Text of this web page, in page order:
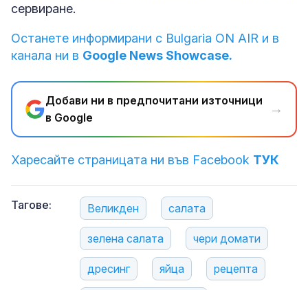
сервиране.
Останете информирани с Bulgaria ON AIR и в
канала ни в Google News Showcase.
Добави ни в предпочитани източници
в Google
→
Харесайте страницата ни във Facebook ТУК
Тагове: Великден салата
зелена салата чери домати
дресинг яйца рецепта